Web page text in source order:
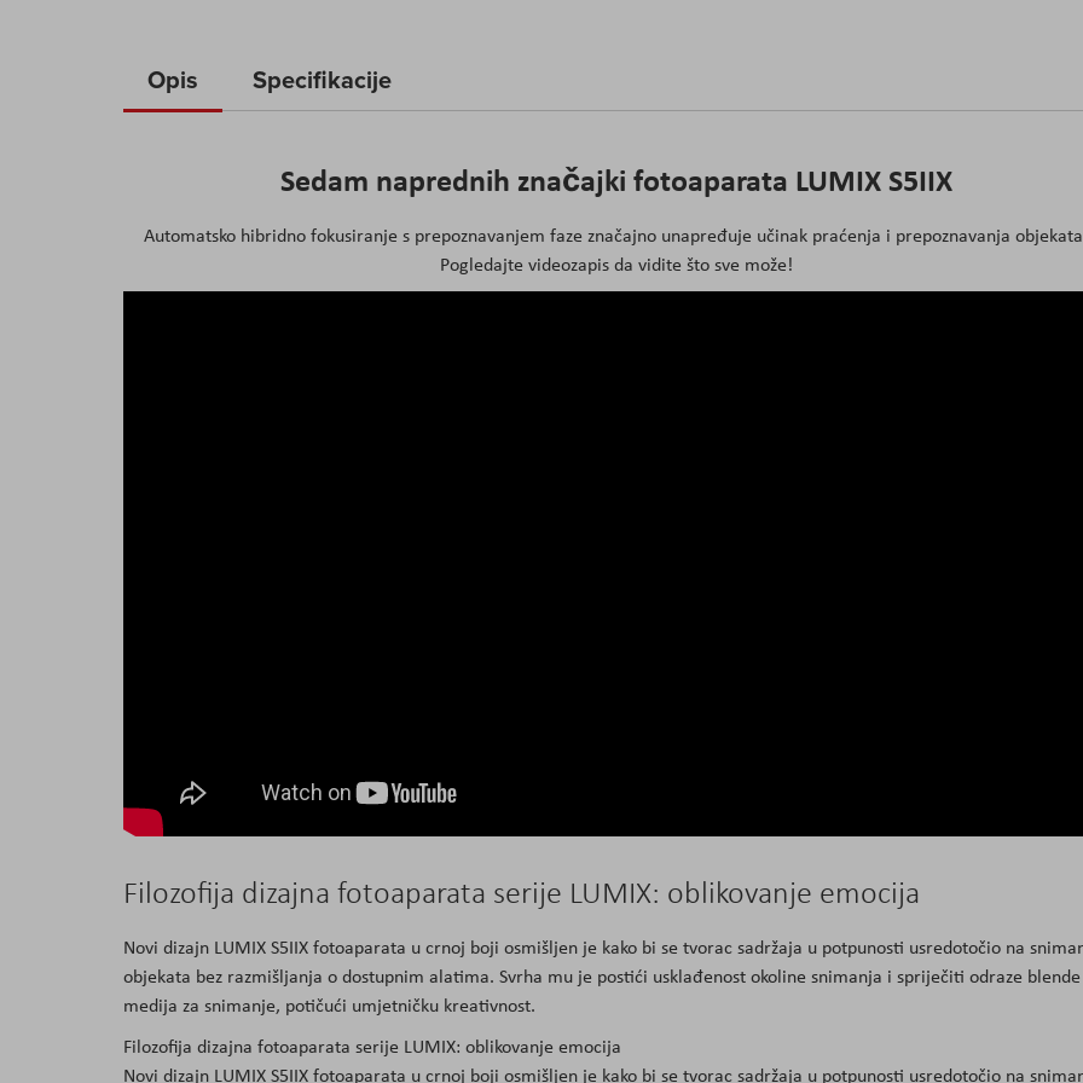
beginning
of
Opis
Sedam naprednih značajki fotoaparata LUMIX S5IIX
Automatsko hibridno fokusiranje s prepoznavanjem faze značajno unapređuje učinak praćenja i prepoznavanja
Pogledajte videozapis da vidite što sve može!
Filozofija dizajna fotoaparata serije LUMIX: oblikovanje emocija
Novi dizajn LUMIX S5IIX fotoaparata u crnoj boji osmišljen je kako bi se tvorac sadržaja u potpunosti usredotočio na
objekata bez razmišljanja o dostupnim alatima. Svrha mu je postići usklađenost okoline snimanja i spriječiti odraze
medija za snimanje, potičući umjetničku kreativnost.
Filozofija dizajna fotoaparata serije LUMIX: oblikovanje emocija
Novi dizajn LUMIX S5IIX fotoaparata u crnoj boji osmišljen je kako bi se tvorac sadržaja u potpunosti usredotočio na
Specifikacije